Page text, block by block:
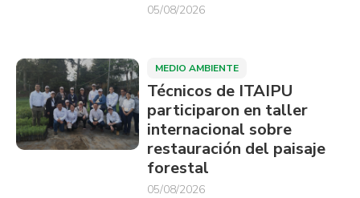
05/08/2026
MEDIO AMBIENTE
Técnicos de ITAIPU
participaron en taller
internacional sobre
restauración del paisaje
forestal
05/08/2026